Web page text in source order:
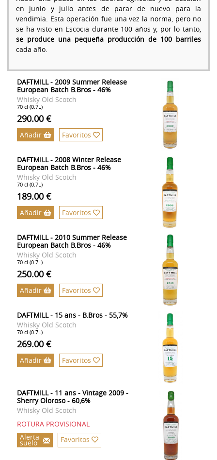
en junio y julio antes de parar de nuevo para la
vendimia. Esta operación fue una vez la norma, pero no
se ha visto en Escocia durante 100 años y, por lo tanto,
se produce una pequeña producción de 100 barriles
cada año.
DAFTMILL - 2009 Summer Release
European Batch B.Bros - 46%
Whisky Old Scotch
70 cl (0.7L)
290.00 €
Añadir Favoritos
DAFTMILL - 2008 Winter Release
European Batch B.Bros - 46%
Whisky Old Scotch
70 cl (0.7L)
189.00 €
Añadir Favoritos
DAFTMILL - 2010 Summer Release
European Batch B.Bros - 46%
Whisky Old Scotch
70 cl (0.7L)
250.00 €
Añadir Favoritos
DAFTMILL - 15 ans - B.Bros - 55,7%
Whisky Old Scotch
70 cl (0.7L)
269.00 €
Añadir Favoritos
DAFTMILL - 11 ans - Vintage 2009 -
Sherry Oloroso - 60,6%
Whisky Old Scotch
ROTURA PROVISIONAL
Alerta
suelo Favoritos